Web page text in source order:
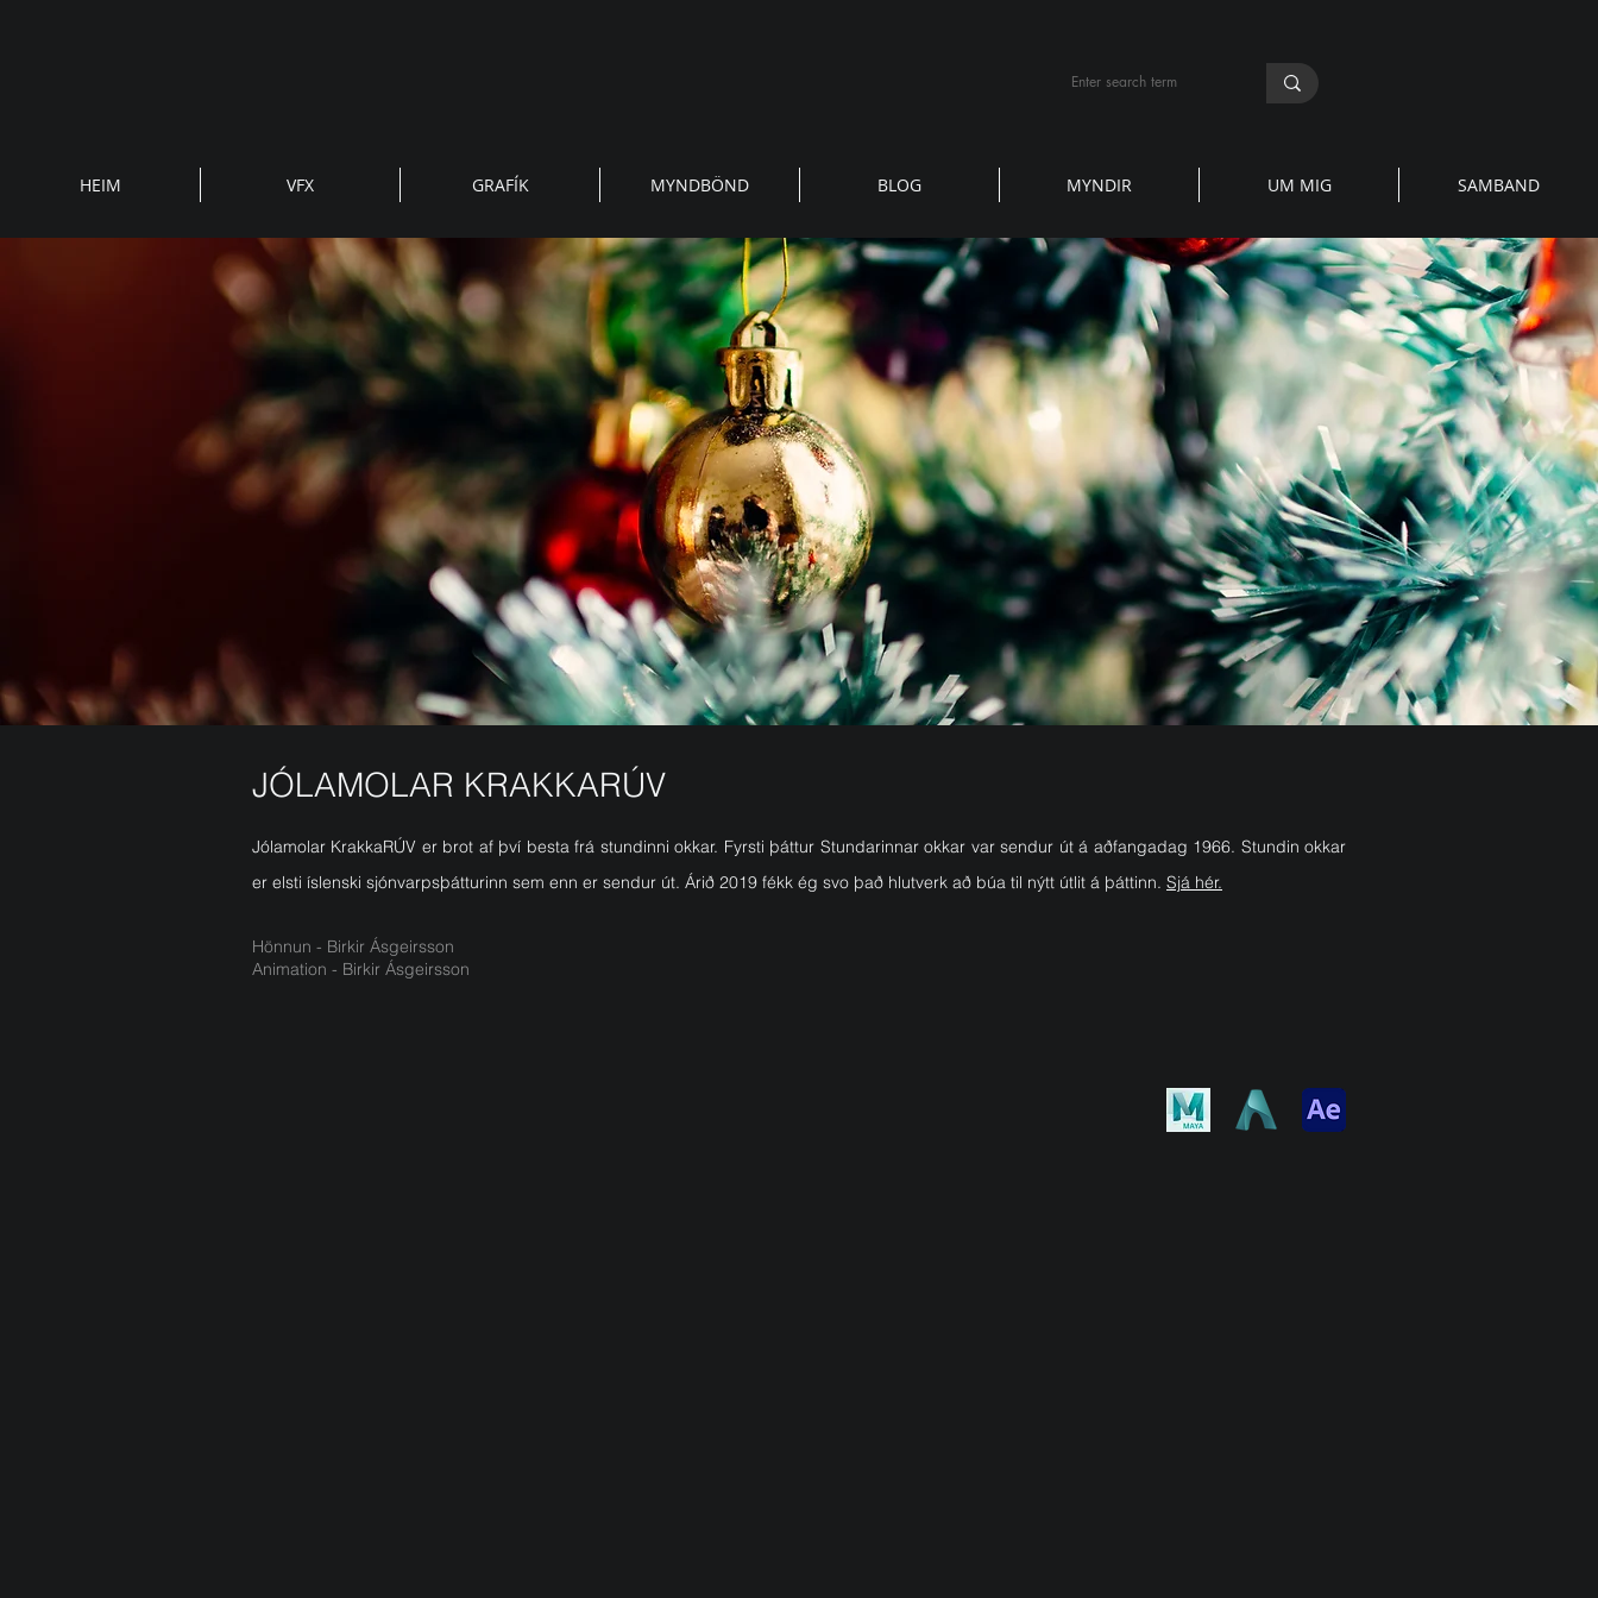
HEIM VFX GRAFÍK MYNDBÖND BLOG MYNDIR UM MIG SAMBAND
JÓLAMOLAR KRAKKARÚV
Jólamolar KrakkaRÚV er brot af því besta frá stundinni okkar. Fyrsti þáttur Stundarinnar okkar var sendur út á aðfangadag 1966. Stundin okkar
er elsti íslenski sjónvarpsþátturinn sem enn er sendur út. Árið 2019 fékk ég svo það hlutverk að búa til nýtt útlit á þáttinn. Sjá hér.
Hönnun - Birkir Ásgeirsson
Animation - Birkir Ásgeirsson